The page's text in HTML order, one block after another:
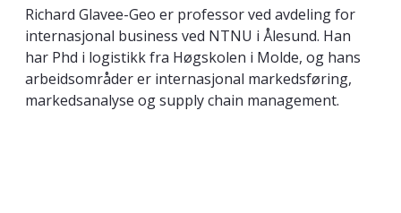
Richard Glavee-Geo er professor ved avdeling for
internasjonal business ved NTNU i Ålesund. Han
har Phd i logistikk fra Høgskolen i Molde, og hans
arbeidsområder er internasjonal markedsføring,
markedsanalyse og supply chain management.